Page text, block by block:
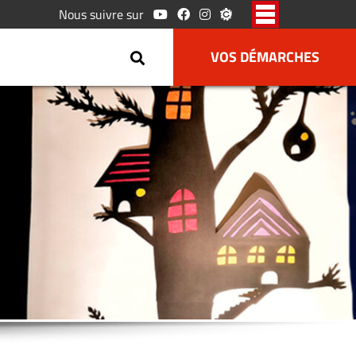
Nous suivre sur
VOS DÉMARCHES